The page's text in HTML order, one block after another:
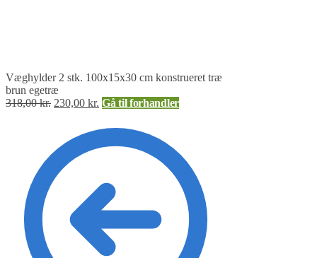
Væghylder 2 stk. 100x15x30 cm konstrueret træ
brun egetræ
318,00kr. 230,00 kr. Gå til forhandler